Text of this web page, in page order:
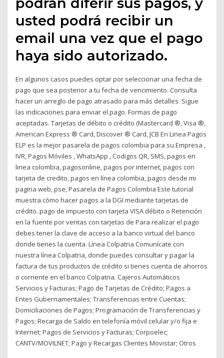
usted podrá recibir un
email una vez que el pago
haya sido autorizado.
En algunos casos puedes optar por seleccionar una fecha de
pago que sea posterior a tu fecha de vencimiento. Consulta
hacer un arreglo de pago atrasado para más detalles. Sigue
las indicaciones para enviar el pago. Formas de pago
aceptadas. Tarjetas de débito o crédito (Mastercard ®, Visa ®,
American Express ® Card, Discover ® Card, JCB En Linea Pagos
ELP es la mejor pasarela de pagos colombia para su Empresa ,
IVR, Pagos Móviles , WhatsApp , Codigos QR, SMS, pagos en
linea colombia, pagosonline, pagos por internet, pagos con
tarjeta de credito, pagos en línea colombia, pagos desde mi
pagina web, pse, Pasarela de Pagos Colombia Este tutorial
muestra cómo hacer pagos a la DGI mediante tarjetas de
crédito. pago de impuesto con tarjeta VISA débito o Retención
en la fuente por ventas con tarjetas de Para realizar el pago
debes tener la clave de acceso a la banco virtual del banco
donde tienes la cuenta. Línea Colpatria Comunícate con
nuestra línea Colpatria, donde puedes consultar y pagar la
factura de tus productos de crédito si tienes cuenta de ahorros
o corriente en el banco Colpatria. Cajeros Automáticos
Servicios y Facturas; Pago de Tarjetas de Crédito; Pagos a
Entes Gubernamentales; Transferencias entre Cuentas;
Domiciliaciones de Pagos; Programación de Transferencias y
Pagos; Recarga de Saldo en telefonía móvil celular y/o fija e
Internet; Pagos de Servicios y Facturas; Corpoelec;
CANTV/MOVILNET; Pago y Recargas Clientes Movistar; Otros